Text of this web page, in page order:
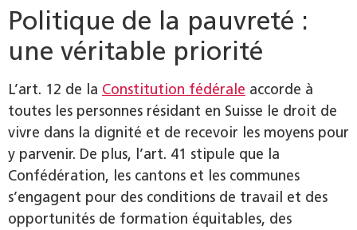
Politique de la pauvreté :
une véritable priorité
L’art. 12 de la Constitution fédérale accorde à
toutes les personnes résidant en Suisse le droit de
vivre dans la dignité et de recevoir les moyens pour
y parvenir. De plus, l’art. 41 stipule que la
Confédération, les cantons et les communes
s’engagent pour des conditions de travail et des
opportunités de formation équitables, des